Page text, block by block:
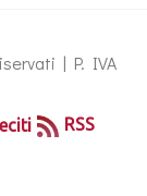
| P. IVA
RSS